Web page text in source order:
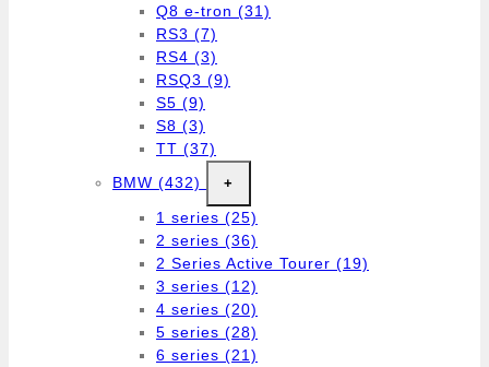
Q8 e-tron (31)
RS3 (7)
RS4 (3)
RSQ3 (9)
S5 (9)
S8 (3)
TT (37)
BMW (432) +
1 series (25)
2 series (36)
2 Series Active Tourer (19)
3 series (12)
4 series (20)
5 series (28)
6 series (21)